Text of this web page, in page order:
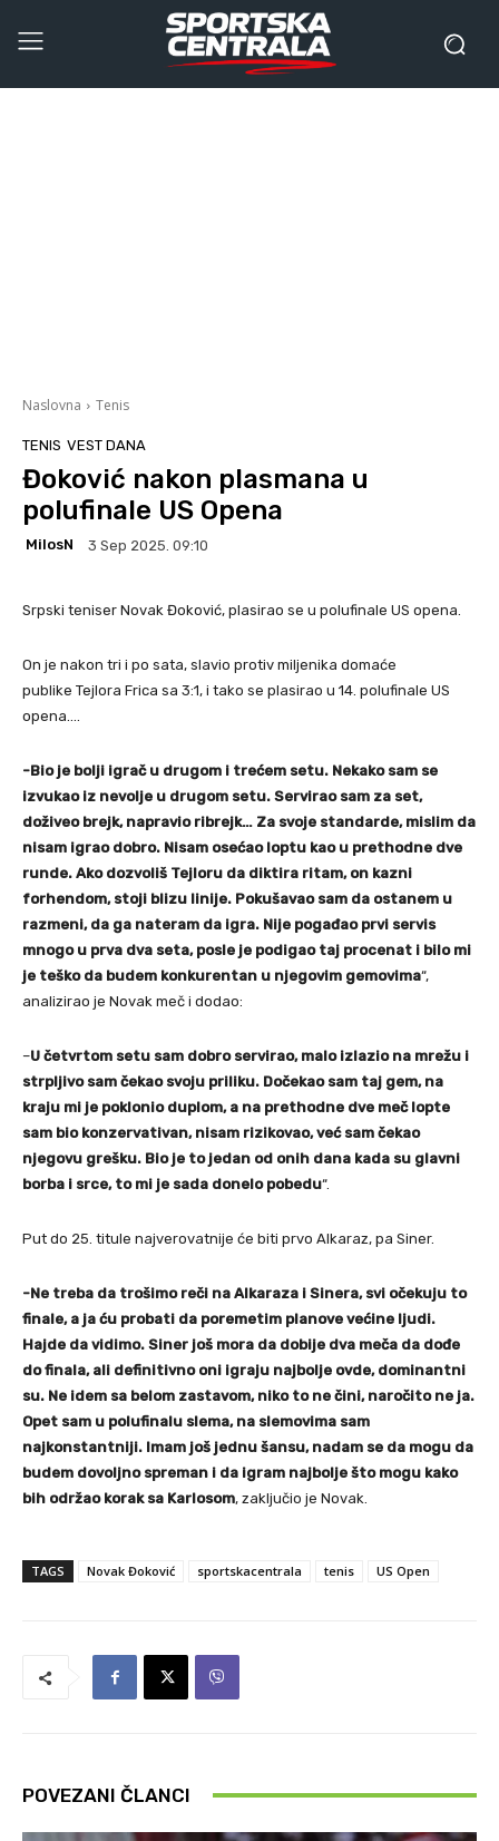
Naslovna Tenis
TENIS VEST DANA
Đoković nakon plasmana u
polufinale US Opena
MilosN 3 Sep 2025. 09:10
Srpski teniser Novak Đoković, plasirao se u polufinale US opena.
On je nakon tri i po sata, slavio protiv miljenika domaće
publike Tejlora Frica sa 3:1, i tako se plasirao u 14. polufinale US
opena….
-Bio je bolji igrač u drugom i trećem setu. Nekako sam se
izvukao iz nevolje u drugom setu. Servirao sam za set,
doživeo brejk, napravio ribrejk… Za svoje standarde, mislim da
nisam igrao dobro. Nisam osećao loptu kao u prethodne dve
runde. Ako dozvoliš Tejloru da diktira ritam, on kazni
forhendom, stoji blizu linije. Pokušavao sam da ostanem u
razmeni, da ga nateram da igra. Nije pogađao prvi servis
mnogo u prva dva seta, posle je podigao taj procenat i bilo mi
je teško da budem konkurentan u njegovim gemovima“,
analizirao je Novak meč i dodao:
–U četvrtom setu sam dobro servirao, malo izlazio na mrežu i
strpljivo sam čekao svoju priliku. Dočekao sam taj gem, na
kraju mi je poklonio duplom, a na prethodne dve meč lopte
sam bio konzervativan, nisam rizikovao, već sam čekao
njegovu grešku. Bio je to jedan od onih dana kada su glavni
borba i srce, to mi je sada donelo pobedu“.
Put do 25. titule najverovatnije će biti prvo Alkaraz, pa Siner.
-Ne treba da trošimo reči na Alkaraza i Sinera, svi očekuju to
finale, a ja ću probati da poremetim planove većine ljudi.
Hajde da vidimo. Siner još mora da dobije dva meča da dođe
do finala, ali definitivno oni igraju najbolje ovde, dominantni
su. Ne idem sa belom zastavom, niko to ne čini, naročito ne ja.
Opet sam u polufinalu slema, na slemovima sam
najkonstantniji. Imam još jednu šansu, nadam se da mogu da
budem dovoljno spreman i da igram najbolje što mogu kako
bih održao korak sa Karlosom, zaključio je Novak.
TAGS Novak Đoković sportskacentrala tenis US Open
POVEZANI ČLANCI